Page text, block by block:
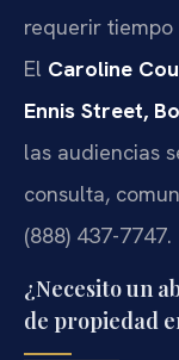
requerir
El Caroline
Ennis Street,
las audiencias
consulta,
(888) 437-7747.
¿Necesito un
de propiedad